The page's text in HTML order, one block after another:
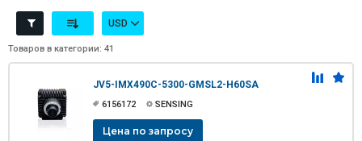
USD
Товаров в категории: 41
JV5-IMX490C-5300-GMSL2-H60SA
6156172 SENSING
Цена по запросу